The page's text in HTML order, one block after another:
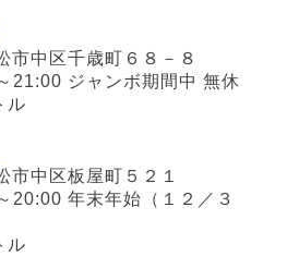
市中区千歳町６８－８
21:00 ジャンボ期間中 無休
ル
市中区板屋町５２１
20:00 年末年始（１２／３
ル